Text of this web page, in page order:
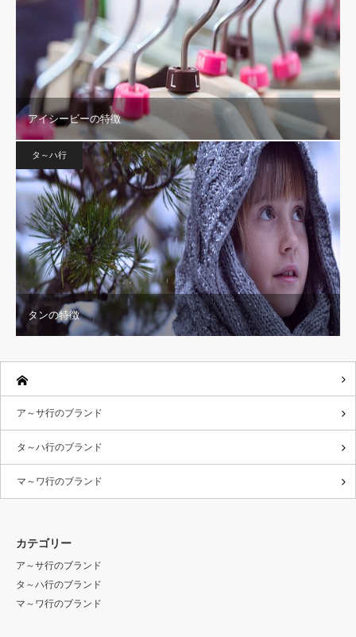
アイシービーの特徴
タ～ハ行
タンの特徴
ア～サ行のブランド
タ～ハ行のブランド
マ～ワ行のブランド
カテゴリー
ア～サ行のブランド
タ～ハ行のブランド
マ～ワ行のブランド